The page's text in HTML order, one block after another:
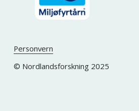
Personvern
© Nordlandsforskning 2025